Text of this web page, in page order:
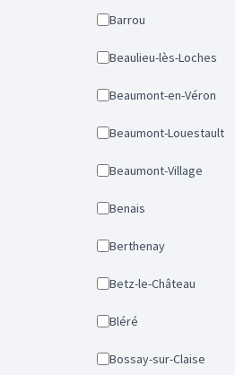
Barrou
Beaulieu-lès-Loches
Beaumont-en-Véron
Beaumont-Louestault
Beaumont-Village
Benais
Berthenay
Betz-le-Château
Bléré
Bossay-sur-Claise